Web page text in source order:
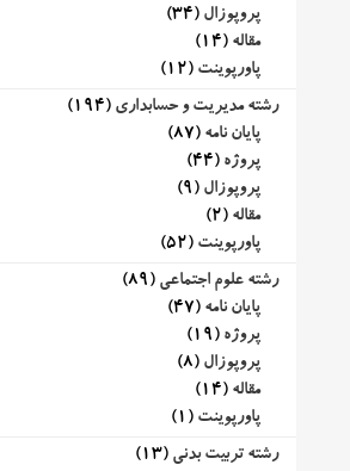
پروپوزال (34)
مقاله (14)
پاورپوینت (12)
رشته مدیریت و حسابداری (194)
پایان نامه (87)
پروژه (44)
پروپوزال (9)
مقاله (2)
پاورپوینت (52)
رشته علوم اجتماعی (89)
پایان نامه (47)
پروژه (19)
پروپوزال (8)
مقاله (14)
پاورپوینت (1)
رشته تربیت بدنی (13)